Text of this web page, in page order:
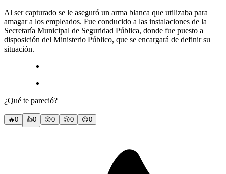
Al ser capturado se le aseguró un arma blanca que utilizaba para
amagar a los empleados. Fue conducido a las instalaciones de la
Secretaría Municipal de Seguridad Pública, donde fue puesto a
disposición del Ministerio Público, que se encargará de definir su
situación.
¿Qué te pareció?
🔥0 👍0 😲0 😢0 😠0